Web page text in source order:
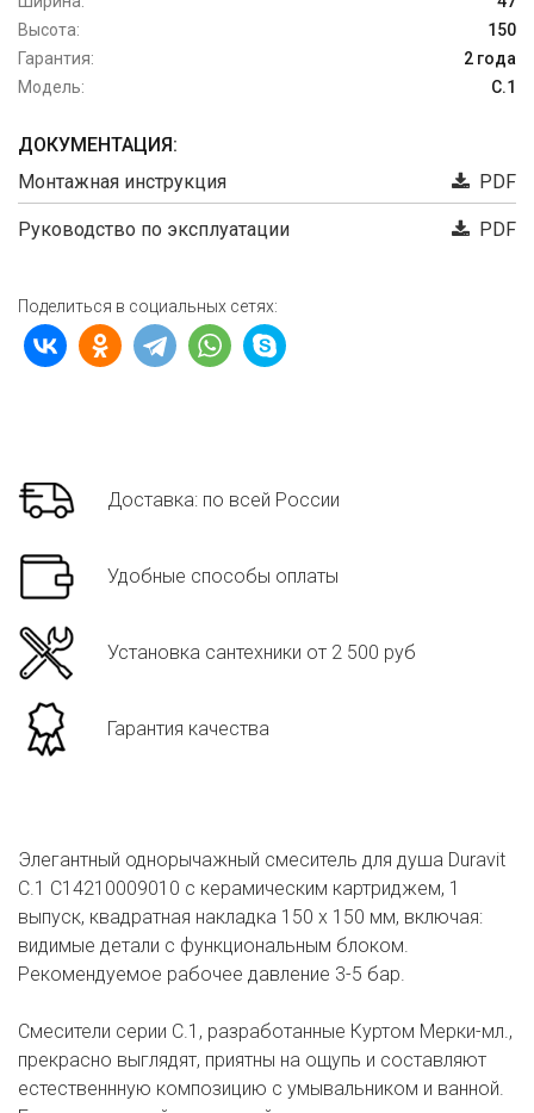
Высота:
150
Гарантия:
2 года
Модель:
C.1
ДОКУМЕНТАЦИЯ:
Монтажная инструкция
PDF
Руководство по эксплуатации PDF
Поделиться в социальных сетях:
Доставка: по всей России
Удобные способы оплаты
Установка сантехники от 2 500 руб
Гарантия качества
Элегантный однорычажный смеситель для душа Duravit
С.1 C14210009010 с керамическим картриджем, 1
выпуск, квадратная накладка 150 x 150 мм, включая:
видимые детали с функциональным блоком.
Рекомендуемое рабочее давление 3-5 бар.
Смесители серии C.1, разработанные Куртом Мерки-мл.,
прекрасно выглядят, приятны на ощупь и составляют
естественнную композицию с умывальником и ванной.